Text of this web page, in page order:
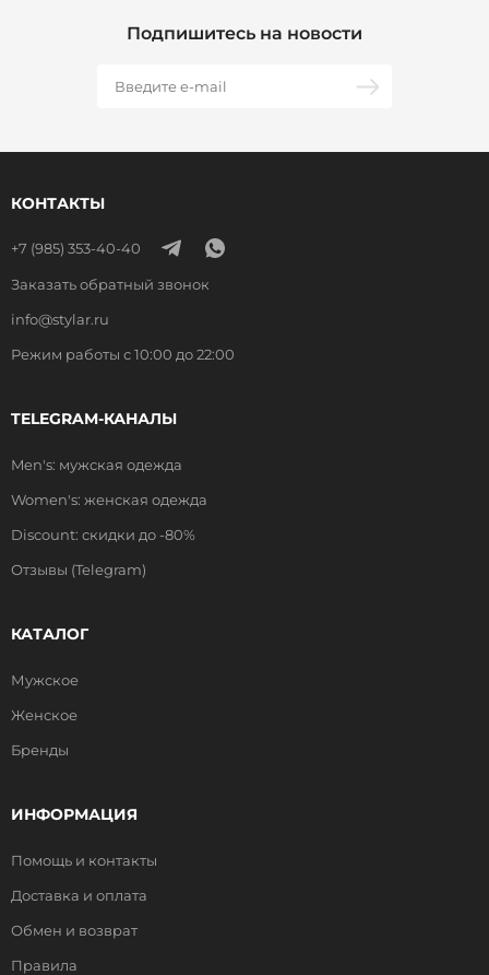
Подпишитесь на новости
КОНТАКТЫ
+7 (985) 353-40-40
Заказать обратный звонок
info@stylar.ru
Режим работы с 10:00 до 22:00
TELEGRAM-КАНАЛЫ
Men's: мужская одежда
Women's: женская одежда
Discount: скидки до -80%
Отзывы (Telegram)
КАТАЛОГ
Мужское
Женское
Бренды
ИНФОРМАЦИЯ
Помощь и контакты
Доставка и оплата
Обмен и возврат
Правила